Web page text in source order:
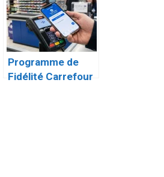
Programme de
Fidélité Carrefour